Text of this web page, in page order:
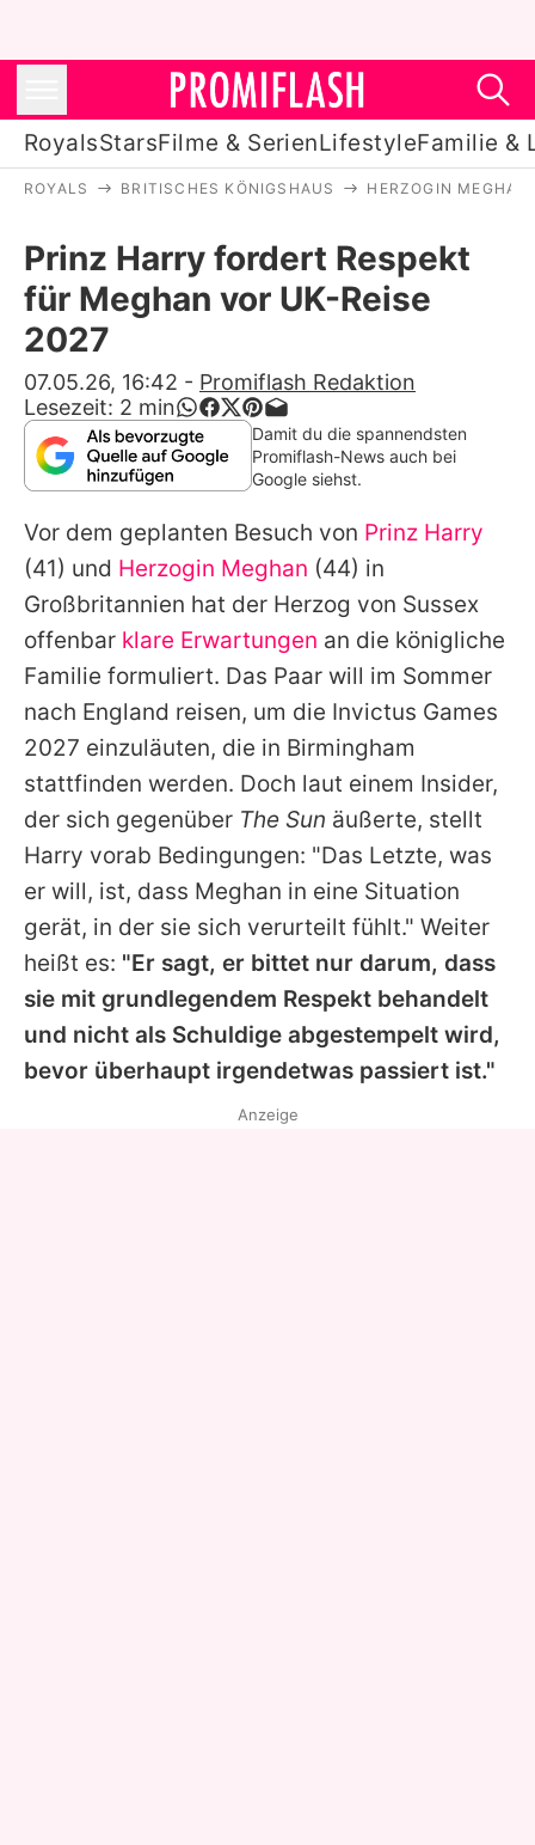
RoyalsStarsFilme & SerienLifestyleFamilie &
Stars
Filme & Serien
Lifestyle
Familie & Liebe
Promiflash Exklusiv
Alle Themen auf Promiflash
Jobs
App runterladen
Team
Redaktionelle Richtlinien
Impressum
Datenschutzerklärung
Nutzungsbedingungen
Utiq verwalten
ROYALS BRITISCHES KÖNIGSHAUS HERZOGIN MEGHAN
Prinz Harry fordert Respekt
für Meghan vor UK-Reise
2027
07.05.26, 16:42 - Promiflash Redaktion
Lesezeit: 2 min
Damit du die spannendsten
Promiflash-News auch bei
Google siehst.
Vor dem geplanten Besuch von Prinz Harry
(41) und Herzogin Meghan (44) in
Großbritannien hat der Herzog von Sussex
offenbar klare Erwartungen an die königliche
Familie formuliert. Das Paar will im Sommer
nach England reisen, um die Invictus Games
2027 einzuläuten, die in Birmingham
stattfinden werden. Doch laut einem Insider,
der sich gegenüber The Sun äußerte, stellt
Harry vorab Bedingungen: "Das Letzte, was
er will, ist, dass Meghan in eine Situation
gerät, in der sie sich verurteilt fühlt." Weiter
heißt es: "Er sagt, er bittet nur darum, dass
sie mit grundlegendem Respekt behandelt
und nicht als Schuldige abgestempelt wird,
bevor überhaupt irgendetwas passiert ist."
Anzeige